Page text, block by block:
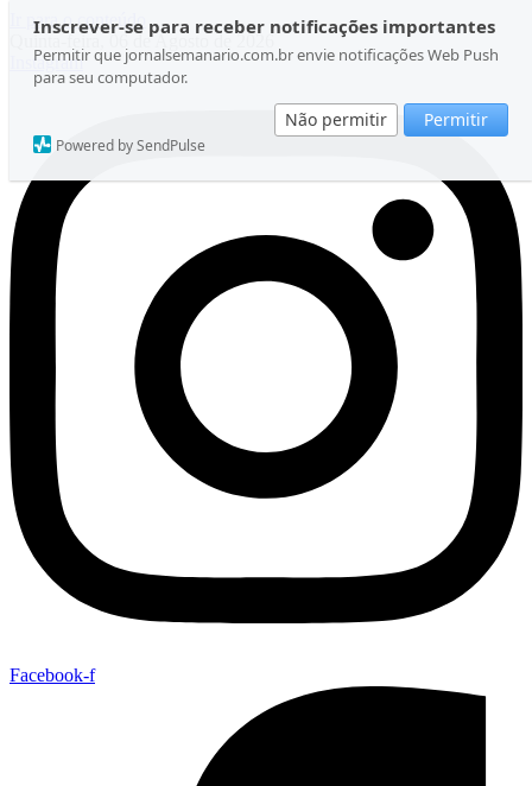
Inscrever-se para receber notificações importantes
Permitir que jornalsemanario.com.br envie notificações Web Push
para seu computador.
Não permitir Permitir
Powered by SendPulse
Ir para o conteúdo
Quinta-feira, 06 de Agosto de 2026
Instagram
Facebook-f